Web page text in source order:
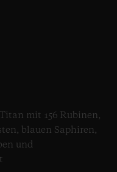
mit 156 Rubinen,
blauen Saphiren,
und